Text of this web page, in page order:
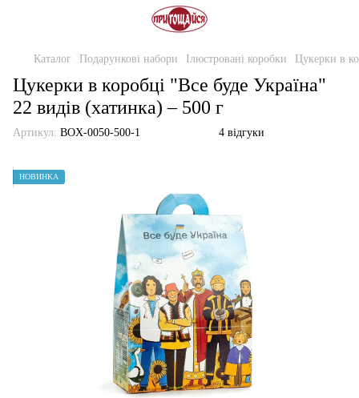
Каталог Подарункові набори Ілюстровані коробки Цукерки в
Цукерки в коробці "Все буде Україна"
22 видів (хатинка) – 500 г
Артикул: BOX-0050-500-1 4 відгуки
НОВИНКА